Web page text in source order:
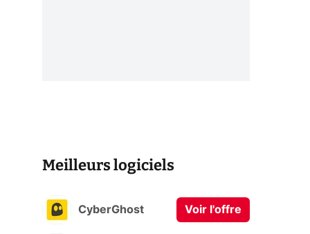
Meilleurs logiciels
CyberGhost Voir l'offre